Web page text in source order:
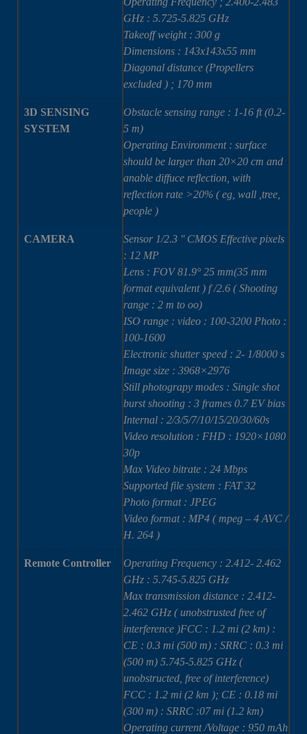
GHz : 5.725-5.825 GHz
Takeoff weight : 300 g
Dimensions : 143x143x55 mm
Diagonal distance (Propellers
excluded ) ; 170 mm
3D SENSING
SYSTEM
Obstacle sensing range : 1-16 ft (0.2-
5 m)
Operating Environment : surface
should be larger than 20×20 cm and
anable diffuce reflection, with
reflection rate >20% ( eg, wall ,tree,
people )
CAMERA
Sensor 1/2.3 '' CMOS Effective pixels
: 12 MP
Lens : FOV 81.9° 25 mm(35 mm
format equivalent ) f /2.6 ( Shooting
range : 2 m to oo)
ISO range : video : 100-3200 Photo :
100-1600
Electronic shutter speed : 2- 1/8000 s
Image size : 3968×2976
Still photograpy modes : Single shot
burst shooting : 3 frames 0.7 EV bias
Internal : 2/3/5/7/10/15/20/30/60s
Video resolution : FHD : 1920×1080
30p
Max Video bitrate : 24 Mbps
Supported file system : FAT 32
Photo format : JPEG
Video format : MP4 ( mpeg – 4 AVC /
H. 264 )
Remote Controller
Operating Frequency : 2.412- 2.462
GHz : 5.745-5.825 GHz
Max transmission distance : 2.412-
2.462 GHz ( unobstrusted free of
interference )FCC : 1.2 mi (2 km) :
CE : 0.3 mi (500 m) : SRRC : 0.3 mi
(500 m) 5.745-5.825 GHz (
unobstructed, free of interference)
FCC : 1.2 mi (2 km ); CE : 0.18 mi
(300 m) : SRRC :07 mi (1.2 km)
Operating current /Voltage : 950 mAh